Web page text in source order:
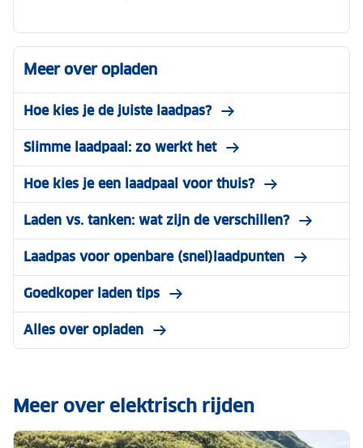
Meer over opladen
Hoe kies je de juiste laadpas?
Slimme laadpaal: zo werkt het
Hoe kies je een laadpaal voor thuis?
Laden vs. tanken: wat zijn de verschillen?
Laadpas voor openbare (snel)laadpunten
Goedkoper laden tips
Alles over opladen
Meer over elektrisch rijden